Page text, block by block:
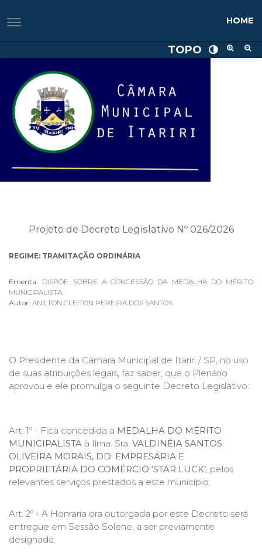
TOPO
HOME
Projeto de Decreto Legislativo Nº 026/2026
REGIME: TRAMITAÇÃO ORDINÁRIA
Ementa: DISPÕE SOBRE A CONCESSÃO DA MEDALHA DO MÉRITO
MUNICIPALISTA.
Autor: ANILTON CLEITON PEREIRA DOS SANTOS
O Presidente da Câmara Municipal de Itariri / SP, no uso
de suas atribuições legais, faz saber, que o Plenário
aprovou e ele promulga o seguinte Decreto Legislativo:
Art. 1º - Fica concedida a MEDALHA DO MÉRITO
MUNICIPALISTA à Ilma. Sra. VALDINÉIA SANTOS
OLIVEIRA MORAIS, DD. EMPRESÁRIA E
PROPRIETÁRIA DO COMÉRCIO ‘STAR LUCK’, pelos
relevantes serviços prestados a este município.
Art. 2º - A Honraria ora outorgada por este Decreto será
entregue em Sessão Solene, a ser previamente
designada.